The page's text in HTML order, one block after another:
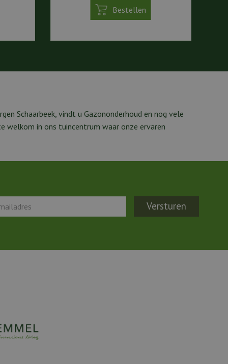
Bestellen
Schaarbeek, vindt u Gazononderhoud en nog vele
welkom in ons tuincentrum waar onze ervaren